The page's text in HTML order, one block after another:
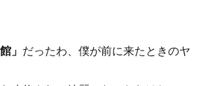
」 だったわ、僕が前に来たときのヤ